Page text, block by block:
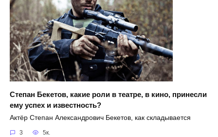
Степан Бекетов, какие роли в театре, в кино, принесли
ему успех и известность?
Актёр Степан Александрович Бекетов, как складывается
3 5к.